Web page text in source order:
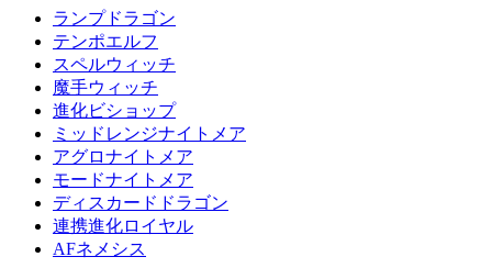
ランプドラゴン
テンポエルフ
スペルウィッチ
魔手ウィッチ
進化ビショップ
ミッドレンジナイトメア
アグロナイトメア
モードナイトメア
ディスカードドラゴン
連携進化ロイヤル
AFネメシス